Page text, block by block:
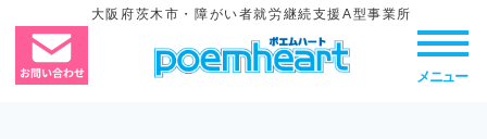
大阪府茨木市・障がい者就労継続支援A型事業所
メニュー